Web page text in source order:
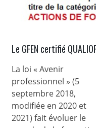
Le GFEN certifié
La loi « Avenir
professionnel » (5
septembre 2018,
modifiée en 2020 et
2021) fait évoluer le